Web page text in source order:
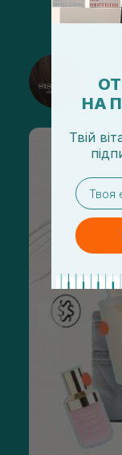
НА
Твій
email